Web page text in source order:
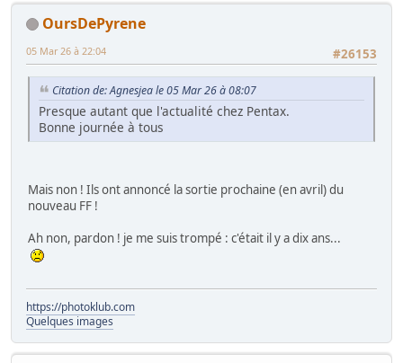
OursDePyrene
#26153
05 Mar 26 à 22:04
Citation de: Agnesjea le 05 Mar 26 à 08:07
Presque autant que l'actualité chez Pentax.
Bonne journée à tous
Mais non ! Ils ont annoncé la sortie prochaine (en avril) du
nouveau FF !
Ah non, pardon ! je me suis trompé : c'était il y a dix ans...
https://photoklub.com
Quelques images